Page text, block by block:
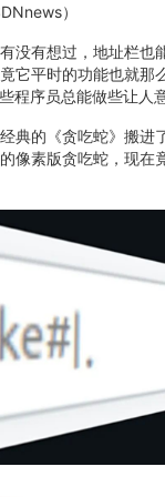
）
没有想过，地址栏也
平时的功能也就那
程序员总能做些让人
典的《贪吃蛇》搬进
像素版贪吃蛇，现在